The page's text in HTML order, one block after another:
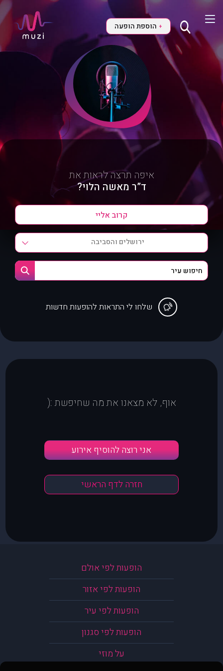
+ הוספת הופעה
איפה תרצה לראות את
ד”ר מאשה הלוי?
ירושלים והסביבה
שלחו לי התראות להופעות חדשות
אוף, לא מצאנו את מה שחיפשת :(
אני רוצה להוסיף אירוע
חזרה לדף הראשי
הופעות לפי אולם
הופעות לפי אזור
הופעות לפי עיר
הופעות לפי סגנון
על מוזי